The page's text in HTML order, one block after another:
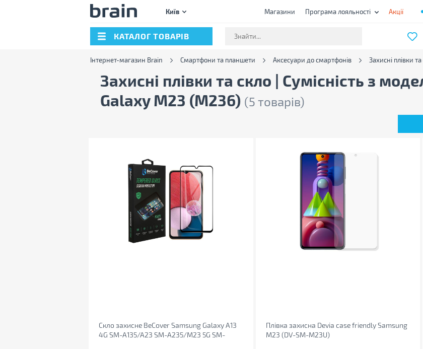
Київ Магазини Програма лояльності Акції
КАТАЛОГ ТОВАРІВ
Інтернет-магазин Brain Смартфони та планшети Аксесуари до смартфонів Захисні плівки
Захисні плівки та скло | Сумісність з
Galaxy M23 (M236) (5 товарів)
Скло захисне BeCover Samsung Galaxy A13
4G SM-A135/A23 SM-A235/M23 5G SM-
Плівка захисна Devia case friendly Samsung
M23 (DV-SM-M23U)